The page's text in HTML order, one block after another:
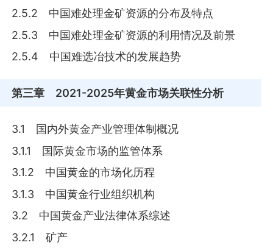
2.5.2 中国难处理金矿资源的分布及特点
2.5.3 中国难处理金矿资源的利用情况及前景
2.5.4 中国难选冶技术的发展趋势
第三章 2021-2025年黄金市场关联性分析
3.1 国内外黄金产业管理体制概况
3.1.1 国际黄金市场的监管体系
3.1.2 中国黄金的市场化历程
3.1.3 中国黄金行业组织机构
3.2 中国黄金产业法律体系综述
3.2.1 矿产